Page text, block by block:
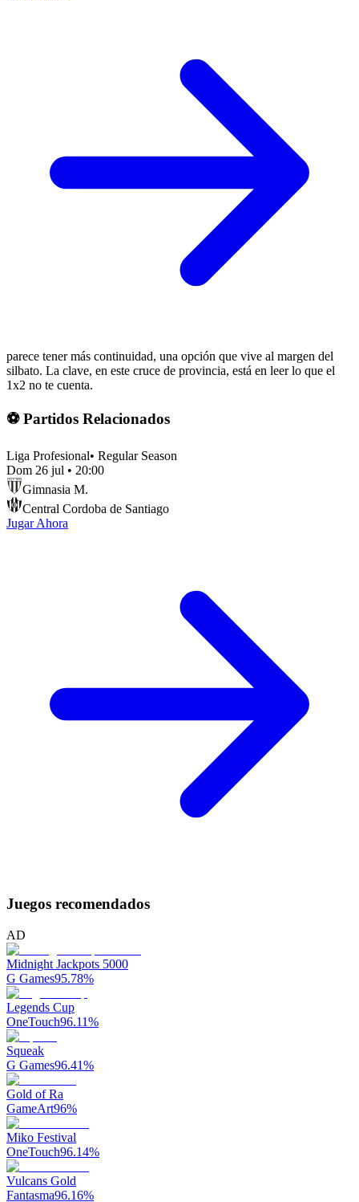
parece tener más continuidad, una opción que vive al margen del
silbato. La clave, en este cruce de provincia, está en leer lo que el
1x2 no te cuenta.
⚽ Partidos Relacionados
Liga Profesional• Regular Season
Dom 26 jul • 20:00
Gimnasia M.
Central Cordoba de Santiago
Jugar Ahora
Juegos recomendados
AD
Midnight Jackpots 5000
G Games95.78%
Legends Cup
OneTouch96.11%
Squeak
G Games96.41%
Gold of Ra
GameArt96%
Miko Festival
OneTouch96.14%
Vulcans Gold
Fantasma96.16%